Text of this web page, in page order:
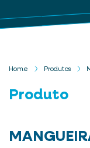
Home Produtos
Produto